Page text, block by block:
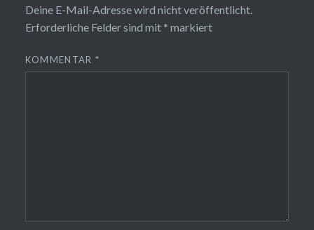
Deine E-Mail-Adresse wird nicht veröffentlicht.
Erforderliche Felder sind mit * markiert
KOMMENTAR *